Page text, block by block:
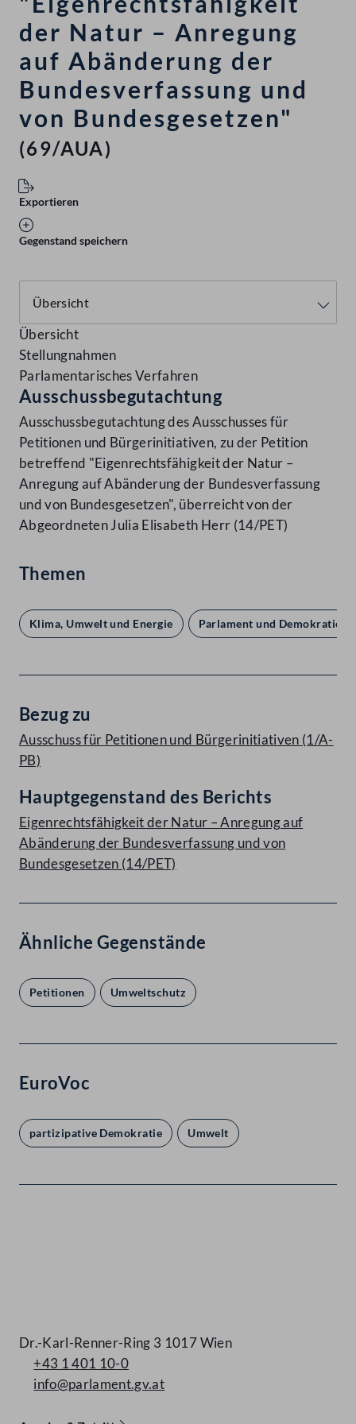
der Natur – Anregung
auf Abänderung der
Bundesverfassung und
von Bundesgesetzen"
(69/AUA)
Exportieren
Gegenstand speichern
Übersicht
Stellungnahmen
Parlamentarisches Verfahren
Ausschussbegutachtung
Ausschussbegutachtung des Ausschusses für
Petitionen und Bürgerinitiativen, zu der Petition
betreffend "Eigenrechtsfähigkeit der Natur –
Anregung auf Abänderung der Bundesverfassung
und von Bundesgesetzen", überreicht von der
Abgeordneten Julia Elisabeth Herr (14/PET)
Themen
Klima, Umwelt und Energie Parlament und Demokratie
Bezug zu
Ausschuss für Petitionen und Bürgerinitiativen (1/A-
PB)
Hauptgegenstand des Berichts
Eigenrechtsfähigkeit der Natur – Anregung auf
Abänderung der Bundesverfassung und von
Bundesgesetzen (14/PET)
Ähnliche Gegenstände
Petitionen Umweltschutz
EuroVoc
partizipative Demokratie Umwelt
Dr.-Karl-Renner-Ring 3 1017 Wien
+43 1 401 10-0
info@parlament.gv.at